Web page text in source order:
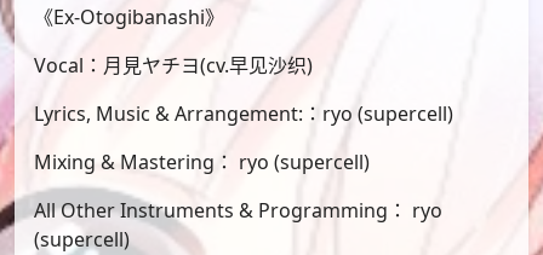
《Ex-Otogibanashi》
Vocal：月見ヤチヨ(cv.早见沙织)
Lyrics, Music & Arrangement:：ryo (supercell)
Mixing & Mastering： ryo (supercell)
All Other Instruments & Programming： ryo
(supercell)